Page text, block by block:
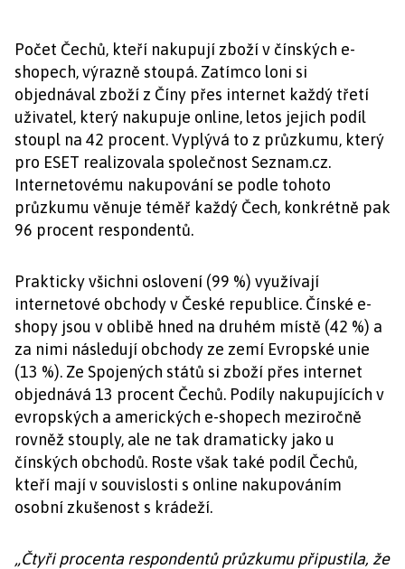
Počet Čechů, kteří nakupují zboží v čínských e-
shopech, výrazně stoupá. Zatímco loni si
objednával zboží z Číny přes internet každý třetí
uživatel, který nakupuje online, letos jejich podíl
stoupl na 42 procent. Vyplývá to z průzkumu, který
pro ESET realizovala společnost Seznam.cz.
Internetovému nakupování se podle tohoto
průzkumu věnuje téměř každý Čech, konkrétně pak
96 procent respondentů.
Prakticky všichni oslovení (99 %) využívají
internetové obchody v České republice. Čínské e-
shopy jsou v oblibě hned na druhém místě (42 %) a
za nimi následují obchody ze zemí Evropské unie
(13 %). Ze Spojených států si zboží přes internet
objednává 13 procent Čechů. Podíly nakupujících v
evropských a amerických e-shopech meziročně
rovněž stouply, ale ne tak dramaticky jako u
čínských obchodů. Roste však také podíl Čechů,
kteří mají v souvislosti s online nakupováním
osobní zkušenost s krádeží.
„Čtyři procenta respondentů průzkumu připustila, že